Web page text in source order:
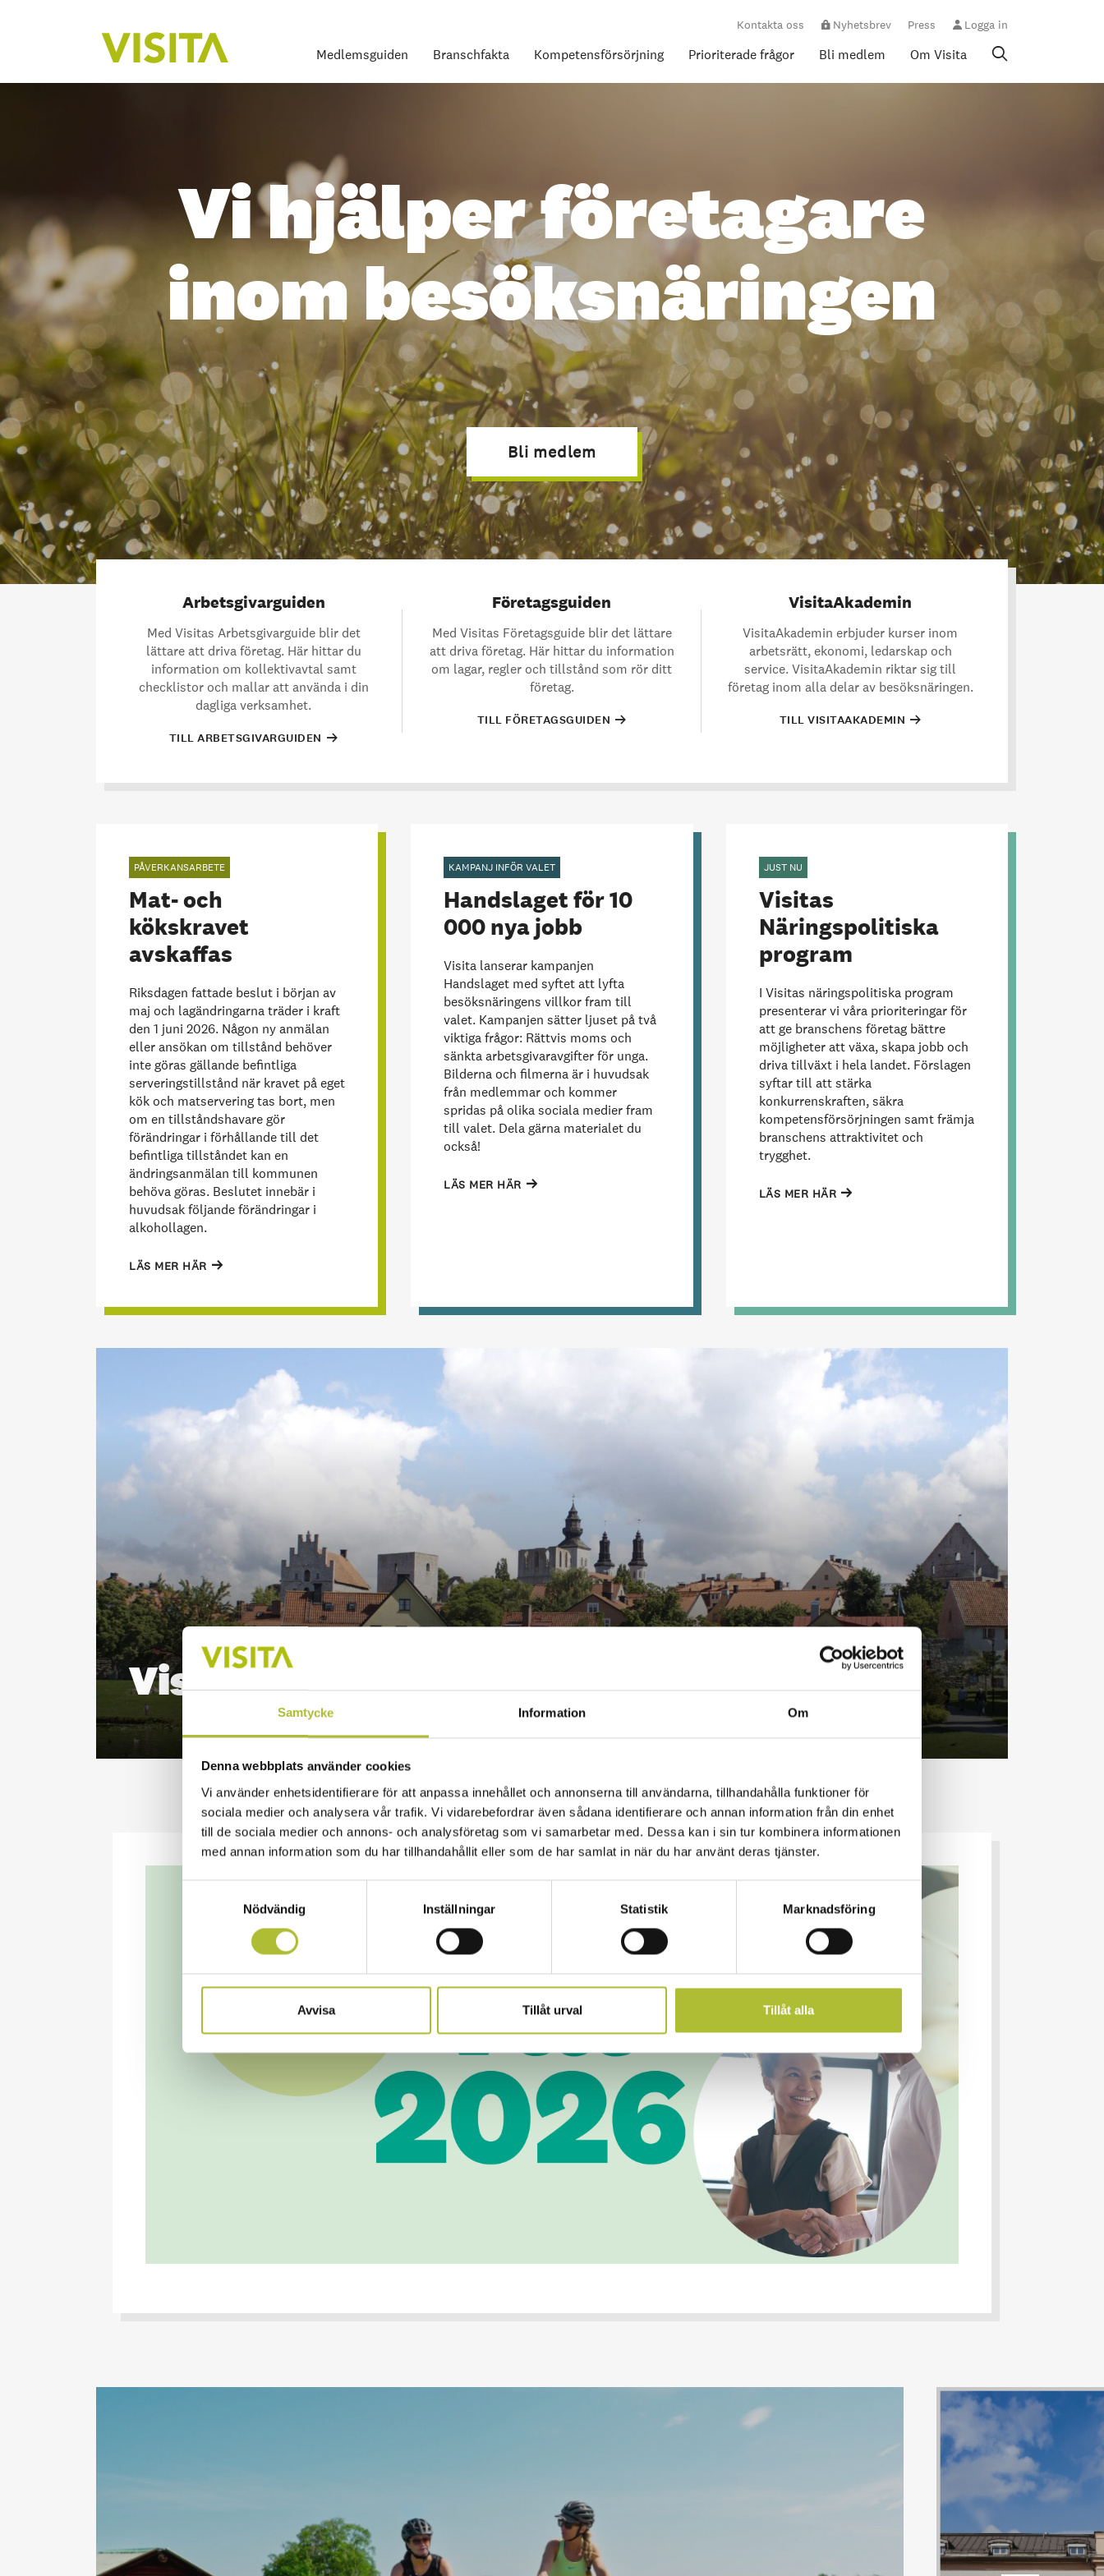
Samtycke Information Om
Denna webbplats använder cookies
Vi använder enhetsidentifierare för att anpassa innehållet och annonserna till användarna, tillhandahålla funktioner för
sociala medier och analysera vår trafik. Vi vidarebefordrar även sådana identifierare och annan information från din enhet
till de sociala medier och annons- och analysföretag som vi samarbetar med. Dessa kan i sin tur kombinera informationen
med annan information som du har tillhandahållit eller som de har samlat in när du har använt deras tjänster.
Nödvändig
Inställningar Statistik Marknadsföring
Avvisa Tillåt urval Tillåt alla
Medlemsguiden Branschfakta Kompetensförsörjning Prioriterade frågor Bli medlem Om Visita
Kontakta oss Nyhetsbrev Press Logga in
Vi hjälper företagare
inom besöksnäringen
Bli medlem
Arbetsgivarguiden
Med Visitas Arbetsgivarguide blir det
lättare att driva företag. Här hittar du
information om kollektivavtal samt
checklistor och mallar att använda i din
dagliga verksamhet.
TILL ARBETSGIVARGUIDEN
Företagsguiden
Med Visitas Företagsguide blir det lättare
att driva företag. Här hittar du information
om lagar, regler och tillstånd som rör ditt
företag.
TILL FÖRETAGSGUIDEN
VisitaAkademin
VisitaAkademin erbjuder kurser inom
arbetsrätt, ekonomi, ledarskap och
service. VisitaAkademin riktar sig till
företag inom alla delar av besöksnäringen.
TILL VISITAAKADEMIN
PÅVERKANSARBETE
Mat- och
kökskravet
avskaffas
Riksdagen fattade beslut i början av
maj och lagändringarna träder i kraft
den 1 juni 2026. Någon ny anmälan
eller ansökan om tillstånd behöver
inte göras gällande befintliga
serveringstillstånd när kravet på eget
kök och matservering tas bort, men
om en tillståndshavare gör
förändringar i förhållande till det
befintliga tillståndet kan en
ändringsanmälan till kommunen
behöva göras. Beslutet innebär i
huvudsak följande förändringar i
alkohollagen.
LÄS MER HÄR
KAMPANJ INFÖR VALET
Handslaget för 10
000 nya jobb
Visita lanserar kampanjen
Handslaget med syftet att lyfta
besöksnäringens villkor fram till
valet. Kampanjen sätter ljuset på två
viktiga frågor: Rättvis moms och
sänkta arbetsgivaravgifter för unga.
Bilderna och filmerna är i huvudsak
från medlemmar och kommer
spridas på olika sociala medier fram
till valet. Dela gärna materialet du
också!
LÄS MER HÄR
JUST NU
Visitas
Näringspolitiska
program
I Visitas näringspolitiska program
presenterar vi våra prioriteringar för
att ge branschens företag bättre
möjligheter att växa, skapa jobb och
driva tillväxt i hela landet. Förslagen
syftar till att stärka
konkurrenskraften, säkra
kompetensförsörjningen samt främja
branschens attraktivitet och
trygghet.
LÄS MER HÄR
Visita i Almedalen